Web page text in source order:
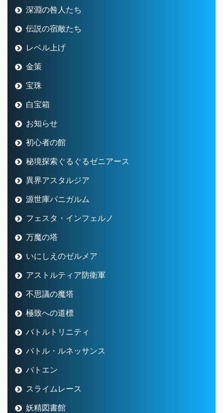
深淵の咎人たち
伝説の宿敵たち
レベル上げ
金策
宝珠
白宝箱
お知らせ
初心者の館
秘境探索ぐるぐるゼニアース
異界アスタルジア
源世庫パニガルム
フェスタ・インフェルノ
万魔の塔
いにしえのゼルメア
アストルティア防衛軍
不思議の魔塔
極致への道標
バトルトリニティ
バトル・ルネッサンス
バトエン
スライムレース
妖精図書館